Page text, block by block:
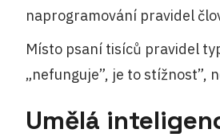
naprogramování pravidel
Místo psaní tisíců pravidel
„nefunguje”, je to stížnost”,
Umělá